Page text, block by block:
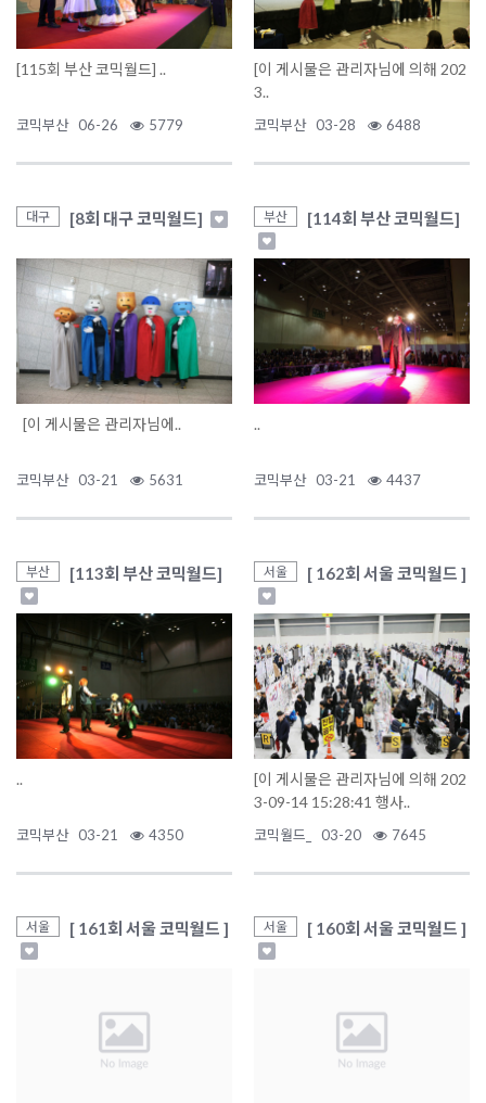
[115회 부산 코믹월드] ..
코믹부산 06-26 5779
[이 게시물은 관리자님에 의해 202
3..
코믹부산 03-28 6488
대구 [8회 대구 코믹월드]
[이 게시물은 관리자님에..
코믹부산 03-21 5631
부산 [114회 부산 코믹월드]
..
코믹부산 03-21 4437
부산 [113회 부산 코믹월드]
..
코믹부산 03-21 4350
서울 [ 162회 서울 코믹월드 ]
[이 게시물은 관리자님에 의해 202
3-09-14 15:28:41 행사..
코믹월드_ 03-20 7645
서울 [ 161회 서울 코믹월드 ] 서울 [ 160회 서울 코믹월드 ]